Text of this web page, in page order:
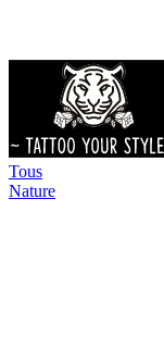
Tous
Nature